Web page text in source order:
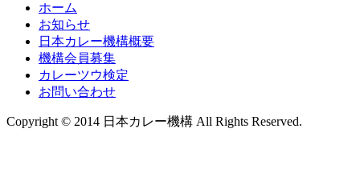
ホーム
お知らせ
日本カレー機構概要
機構会員募集
カレーツウ検定
お問い合わせ
Copyright © 2014 日本カレー機構 All Rights Reserved.